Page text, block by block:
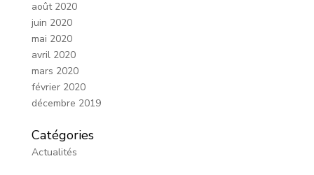
août 2020
juin 2020
mai 2020
avril 2020
mars 2020
février 2020
décembre 2019
Catégories
Actualités